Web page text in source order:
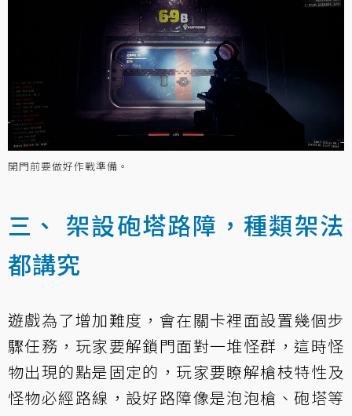
開門前要做好作戰準備。
三、 架設砲塔路障，種類架法
都講究
遊戲為了增加難度，會在關卡裡面設置幾個步
驟任務，玩家要解鎖門面對一堆怪群，這時怪
物出現的點是固定的，玩家要瞭解槍枝特性及
怪物必經路線，設好路障像是泡泡槍、砲塔等